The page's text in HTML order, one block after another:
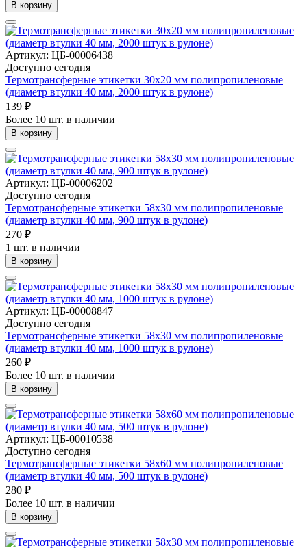
В корзину
Артикул: ЦБ-00006438
Доступно сегодня
Термотрансферные этикетки 30х20 мм полипропиленовые
(диаметр втулки 40 мм, 2000 штук в рулоне)
139 ₽
Более 10 шт. в наличии
В корзину
Артикул: ЦБ-00006202
Доступно сегодня
Термотрансферные этикетки 58х30 мм полипропиленовые
(диаметр втулки 40 мм, 900 штук в рулоне)
270 ₽
1 шт. в наличии
В корзину
Артикул: ЦБ-00008847
Доступно сегодня
Термотрансферные этикетки 58х30 мм полипропиленовые
(диаметр втулки 40 мм, 1000 штук в рулоне)
260 ₽
Более 10 шт. в наличии
В корзину
Артикул: ЦБ-00010538
Доступно сегодня
Термотрансферные этикетки 58х60 мм полипропиленовые
(диаметр втулки 40 мм, 500 штук в рулоне)
280 ₽
Более 10 шт. в наличии
В корзину